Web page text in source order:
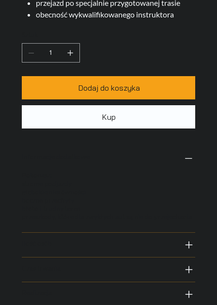
przejazd po specjalnie przygotowanej trasie
obecność wykwalifikowanego instruktora
Dodaj do koszyka
Kup